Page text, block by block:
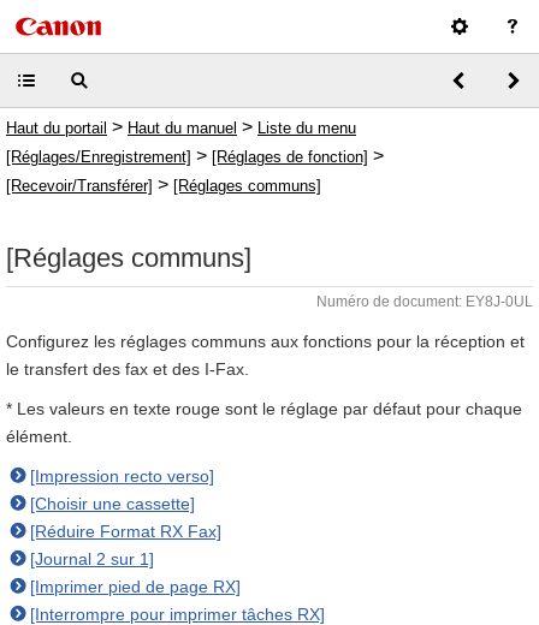
Haut du portail > Haut du manuel > Liste du menu
[Réglages/Enregistrement] > [Réglages de fonction] >
[Recevoir/Transférer] > [Réglages communs]
[Réglages communs]
Numéro de document: EY8J-0UL
Configurez les réglages communs aux fonctions pour la réception et
le transfert des fax et des I-Fax.
* Les valeurs en texte rouge sont le réglage par défaut pour chaque
élément.
[Impression recto verso]
[Choisir une cassette]
[Réduire Format RX Fax]
[Journal 2 sur 1]
[Imprimer pied de page RX]
[Interrompre pour imprimer tâches RX]